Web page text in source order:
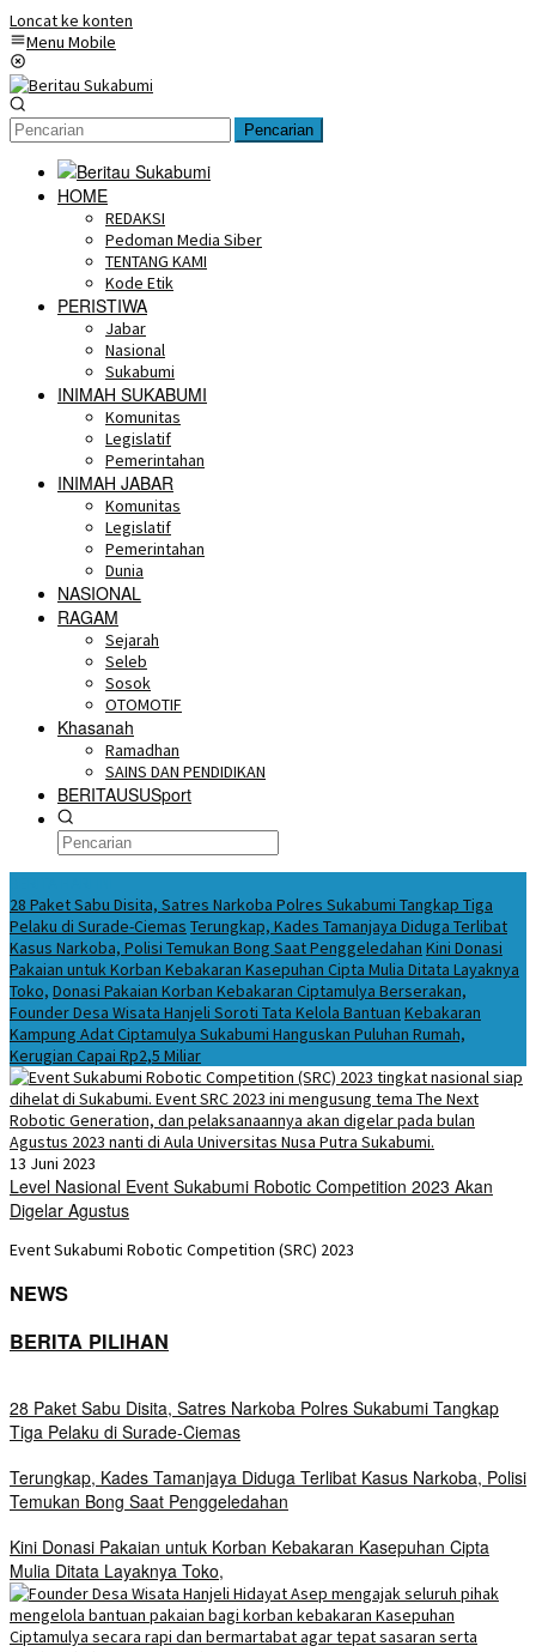
Loncat ke konten
Menu Mobile
Pencarian
HOME
REDAKSI
Pedoman Media Siber
TENTANG KAMI
Kode Etik
PERISTIWA
Jabar
Nasional
Sukabumi
INIMAH SUKABUMI
Komunitas
Legislatif
Pemerintahan
INIMAH JABAR
Komunitas
Legislatif
Pemerintahan
Dunia
NASIONAL
RAGAM
Sejarah
Seleb
Sosok
OTOMOTIF
Khasanah
Ramadhan
SAINS DAN PENDIDIKAN
BERITAUSUSport
28 Paket Sabu Disita, Satres Narkoba Polres Sukabumi Tangkap Tiga
Pelaku di Surade-Ciemas Terungkap, Kades Tamanjaya Diduga Terlibat
Kasus Narkoba, Polisi Temukan Bong Saat Penggeledahan Kini Donasi
Pakaian untuk Korban Kebakaran Kasepuhan Cipta Mulia Ditata Layaknya
Toko, Donasi Pakaian Korban Kebakaran Ciptamulya Berserakan,
Founder Desa Wisata Hanjeli Soroti Tata Kelola Bantuan Kebakaran
Kampung Adat Ciptamulya Sukabumi Hanguskan Puluhan Rumah,
Kerugian Capai Rp2,5 Miliar
13 Juni 2023
Level Nasional Event Sukabumi Robotic Competition 2023 Akan
Digelar Agustus
Event Sukabumi Robotic Competition (SRC) 2023
NEWS
BERITA PILIHAN
28 Paket Sabu Disita, Satres Narkoba Polres Sukabumi Tangkap
Tiga Pelaku di Surade-Ciemas
Terungkap, Kades Tamanjaya Diduga Terlibat Kasus Narkoba, Polisi
Temukan Bong Saat Penggeledahan
Kini Donasi Pakaian untuk Korban Kebakaran Kasepuhan Cipta
Mulia Ditata Layaknya Toko,